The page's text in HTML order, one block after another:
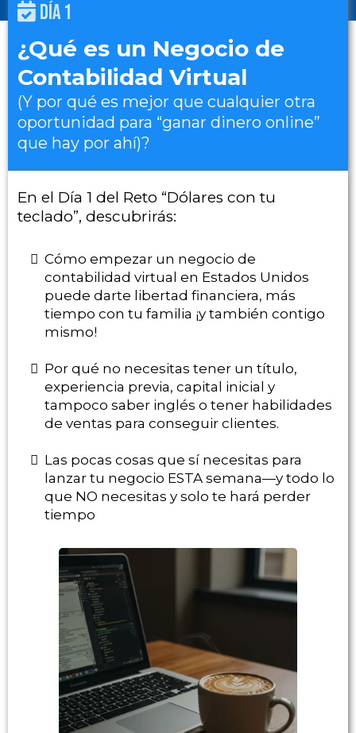
DÍA 1
¿Qué es un Negocio de
Contabilidad Virtual
(Y por qué es mejor que cualquier otra
oportunidad para “ganar dinero online”
que hay por ahí)?
En el Día 1 del Reto “Dólares con tu
teclado”, descubrirás:
Cómo empezar un negocio de
contabilidad virtual en Estados Unidos
puede darte libertad financiera, más
tiempo con tu familia ¡y también contigo
mismo!
Por qué no necesitas tener un título,
experiencia previa, capital inicial y
tampoco saber inglés o tener habilidades
de ventas para conseguir clientes.
Las pocas cosas que sí necesitas para
lanzar tu negocio ESTA semana—y todo lo
que NO necesitas y solo te hará perder
tiempo